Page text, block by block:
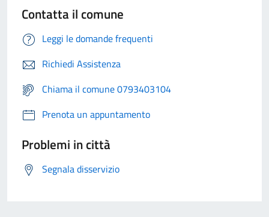
Contatta il comune
Leggi le domande frequenti
Richiedi Assistenza
Chiama il comune 0793403104
Prenota un appuntamento
Problemi in città
Segnala disservizio